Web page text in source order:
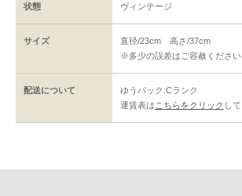
状態 ヴィンテージ
サイズ
直径/23cm 高さ/37cm
※多少の誤差はご容赦ください
配送について
ゆうパック:Cランク
運賃表は こちらをクリック し